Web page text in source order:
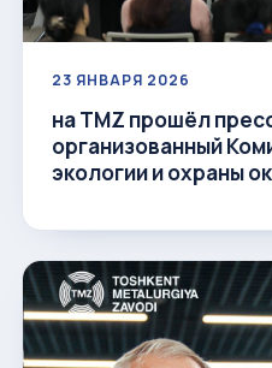
23 ЯНВАРЯ 2026
на TMZ прошёл
организованный
экологии и охраны